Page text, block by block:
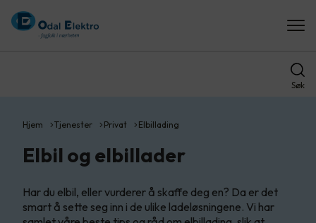
Søk
Hjem Tjenester Privat Elbillading
Elbil og elbillader
Har du elbil, eller vurderer å skaffe deg en? Da er det
smart å sette seg inn i de ulike ladeløsningene. Vi har